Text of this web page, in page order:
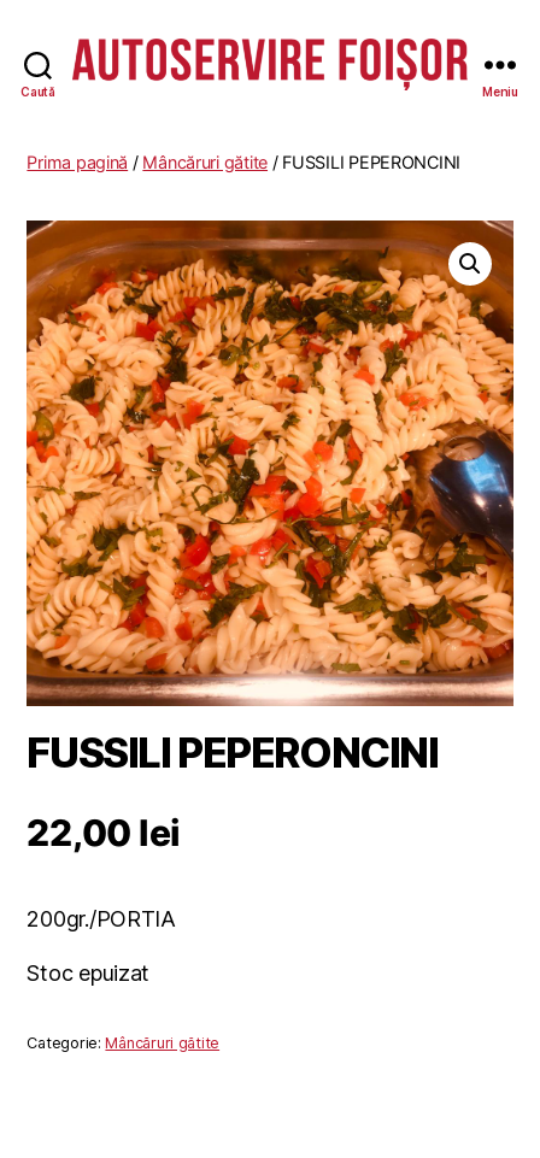
Caută
-
Meniu
Prima pagină / Mâncăruri gătite / FUSSILI PEPERONCINI
FUSSILI PEPERONCINI
22,00 lei
200gr./PORTIA
Stoc epuizat
Categorie:Mâncăruri gătite